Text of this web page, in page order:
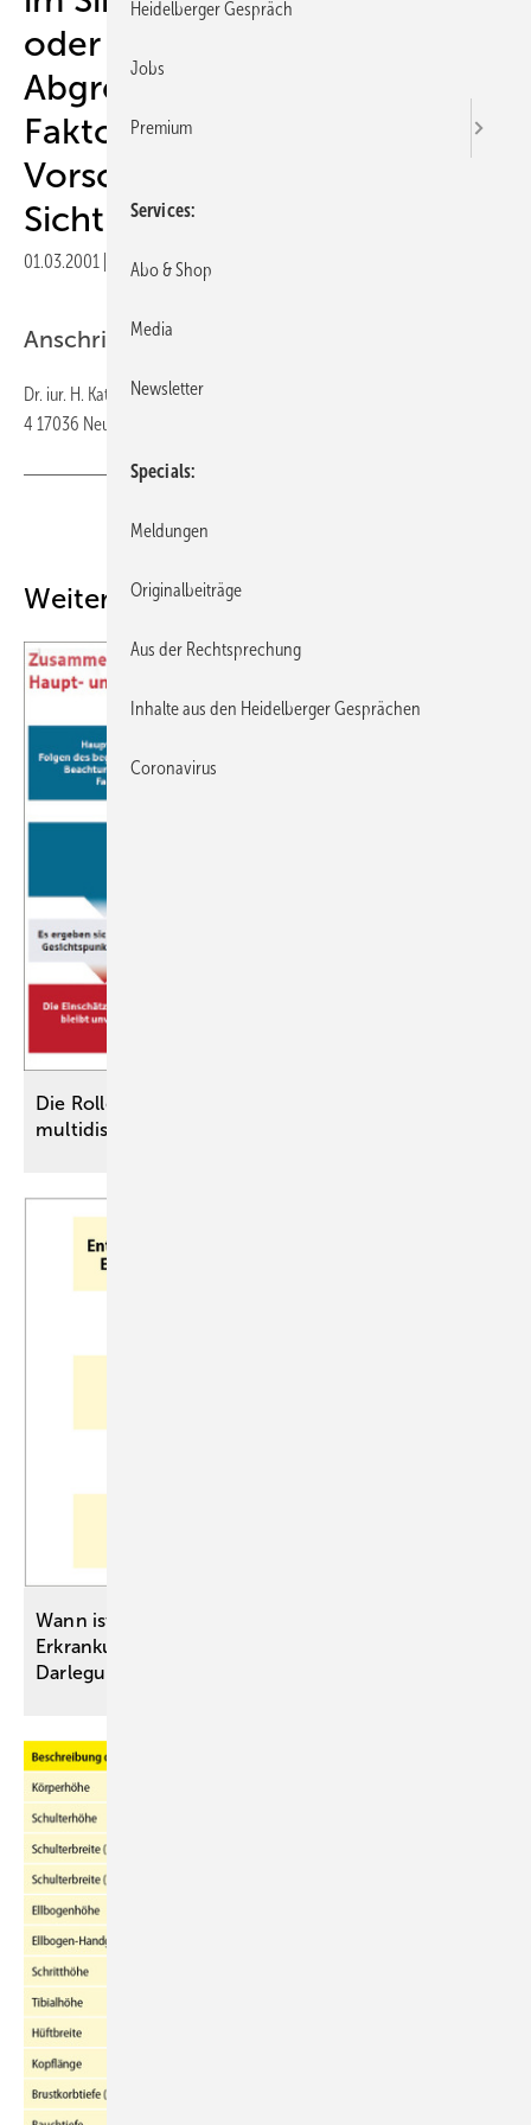
oder Verschlimmerung -
Abgrenzung dispositioneller
Faktoren von relevanten
Vorschäden - aus juristischer
Sicht
01.03.2001 Veröffentlicht in
Anschrift des Verfassers
Dr. iur. H. Kater Vorsitzender Richter am Landessozialgericht Hauerweg
4 17036 Neubrandenburg
Weitere Inhalte
Die Rolle des Hauptgutachters bei
multidisziplinären
Wann ist eine nach einer Impfung auftretende
Erkrankung ein Impfschaden? – rechtliche
Darlegungen und medizinische
Heidelberger Gespräch
Jobs
Premium
Services
Abo & Shop
Media
Newsletter
Specials
Meldungen
Originalbeiträge
Aus der Rechtsprechung
Inhalte aus den Heidelberger Gesprächen
Coronavirus